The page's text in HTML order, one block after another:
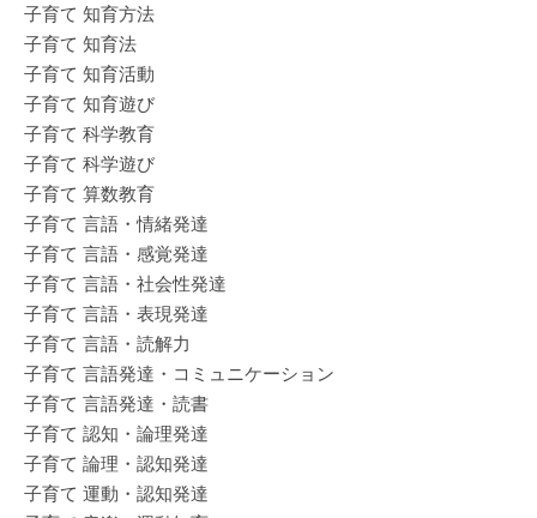
子育て 知育方法
子育て 知育法
子育て 知育活動
子育て 知育遊び
子育て 科学教育
子育て 科学遊び
子育て 算数教育
子育て 言語・情緒発達
子育て 言語・感覚発達
子育て 言語・社会性発達
子育て 言語・表現発達
子育て 言語・読解力
子育て 言語発達・コミュニケーション
子育て 言語発達・読書
子育て 認知・論理発達
子育て 論理・認知発達
子育て 運動・認知発達